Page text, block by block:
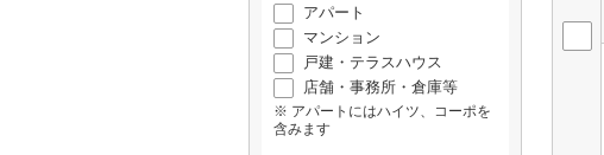
アパート
マンション
戸建・テラスハウス
店舗・事務所・倉庫等
アパートにはハイツ、コーポを
含みます